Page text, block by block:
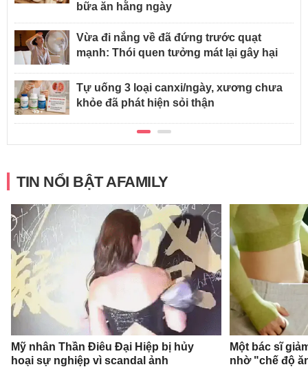
bữa ăn hằng ngày
Vừa đi nắng về đã đứng trước quạt
mạnh: Thói quen tưởng mát lại gây hại
Tự uống 3 loại canxi/ngày, xương chưa
khỏe đã phát hiện sỏi thận
TIN NỔI BẬT AFAMILY
Mỹ nhân Thần Điêu Đại Hiệp bị hủy
hoại sự nghiệp vì scandal ảnh
Một bác sĩ
nhờ "chế độ